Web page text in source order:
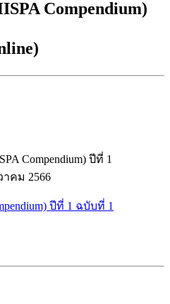
Compendium)
ปีที่ 1 ฉบับที่ 1